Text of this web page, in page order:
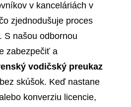
v kanceláriách v
zjednodušuje proces
S našou odbornou
zabezpečiť a
vodičský preukaz
skúšok. Keď nastane
konverziu licencie,